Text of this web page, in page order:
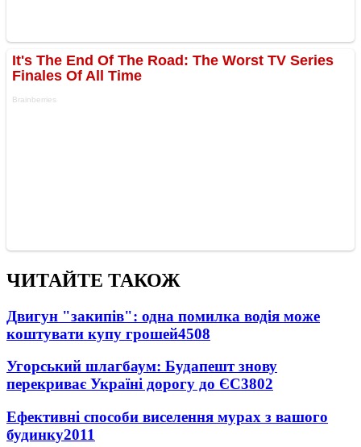
ЧИТАЙТЕ ТАКОЖ
Двигун "закипів": одна помилка водія може
коштувати купу грошей4508
Угорський шлагбаум: Будапешт знову
перекриває Україні дорогу до ЄС3802
Ефективні способи виселення мурах з вашого
будинку2011